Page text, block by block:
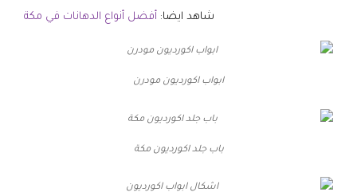
شاهد ايضا: أفضل أنواع الدهانات في مكة
ابواب اكورديون مودرن
باب جلد اكورديون مكة